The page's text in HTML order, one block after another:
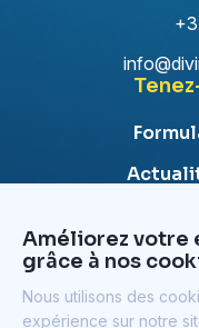
Contact
Améliorez votre
grâce à nos
Nous utilisons des
expérience sur notre